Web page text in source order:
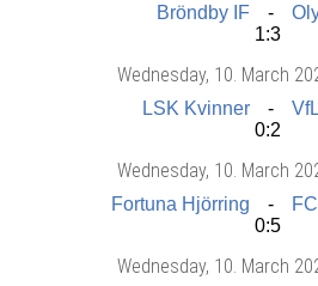
Bröndby IF
1:3
Wednesday, 10. March
LSK Kvinner
0:2
Wednesday, 10. March
Fortuna Hjörring
0:5
Wednesday, 10. March